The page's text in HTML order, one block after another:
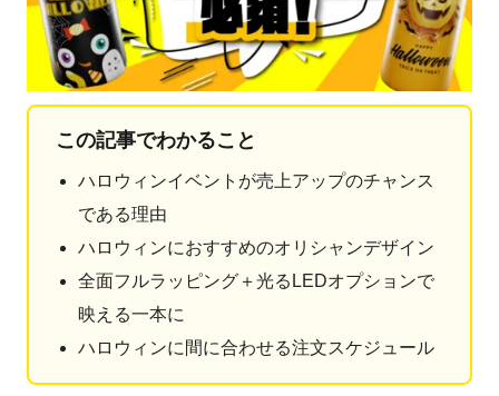
この記事でわかること
ハロウィンイベントが売上アップのチャンス
である理由
ハロウィンにおすすめのオリシャンデザイン
全面フルラッピング＋光るLEDオプションで
映える一本に
ハロウィンに間に合わせる注文スケジュール